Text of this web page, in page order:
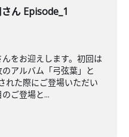
ん Episode_1
をお迎えします。初回は
アルバム「弓弦葉」と
れた際にご登場いただい
ご登場と...